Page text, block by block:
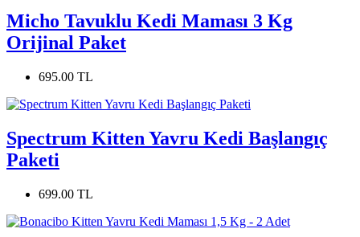
Micho Tavuklu Kedi Maması 3 Kg
Orijinal Paket
695.00 TL
Spectrum Kitten Yavru Kedi Başlangıç
Paketi
699.00 TL